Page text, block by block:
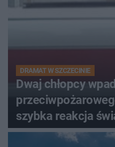
DRAMAT W SZCZECINIE
Dwaj chłopcy
szybka reakcja